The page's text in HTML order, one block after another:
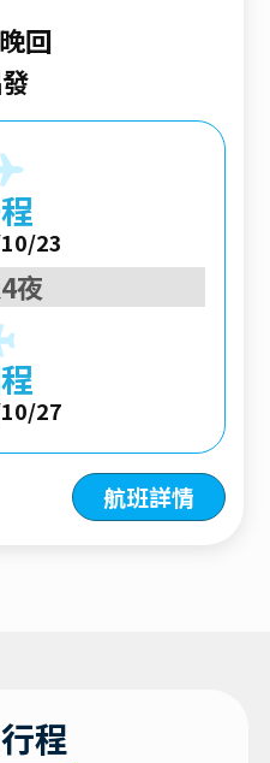
回
23
夜
27
航班詳情
程